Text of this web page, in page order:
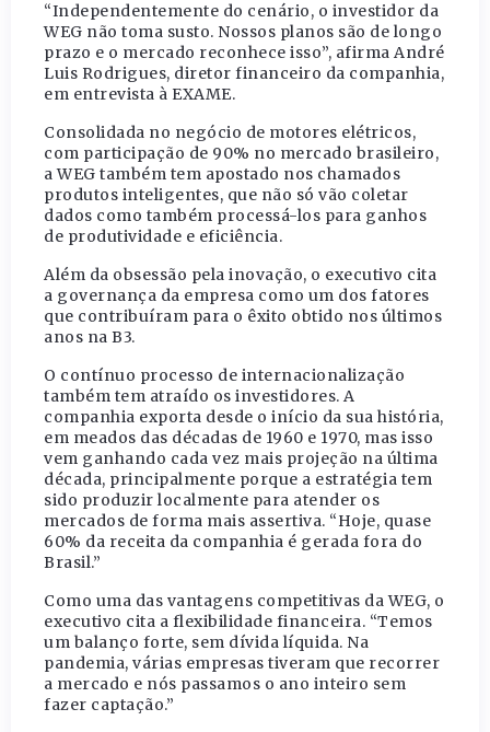
“Independentemente do cenário, o investidor da
WEG não toma susto. Nossos planos são de longo
prazo e o mercado reconhece isso”, afirma André
Luis Rodrigues, diretor financeiro da companhia,
em entrevista à EXAME.
Consolidada no negócio de motores elétricos,
com participação de 90% no mercado brasileiro,
a WEG também tem apostado nos chamados
produtos inteligentes, que não só vão coletar
dados como também processá-los para ganhos
de produtividade e eficiência.
Além da obsessão pela inovação, o executivo cita
a governança da empresa como um dos fatores
que contribuíram para o êxito obtido nos últimos
anos na B3.
O contínuo processo de internacionalização
também tem atraído os investidores. A
companhia exporta desde o início da sua história,
em meados das décadas de 1960 e 1970, mas isso
vem ganhando cada vez mais projeção na última
década, principalmente porque a estratégia tem
sido produzir localmente para atender os
mercados de forma mais assertiva. “Hoje, quase
60% da receita da companhia é gerada fora do
Brasil.”
Como uma das vantagens competitivas da WEG, o
executivo cita a flexibilidade financeira. “Temos
um balanço forte, sem dívida líquida. Na
pandemia, várias empresas tiveram que recorrer
a mercado e nós passamos o ano inteiro sem
fazer captação.”